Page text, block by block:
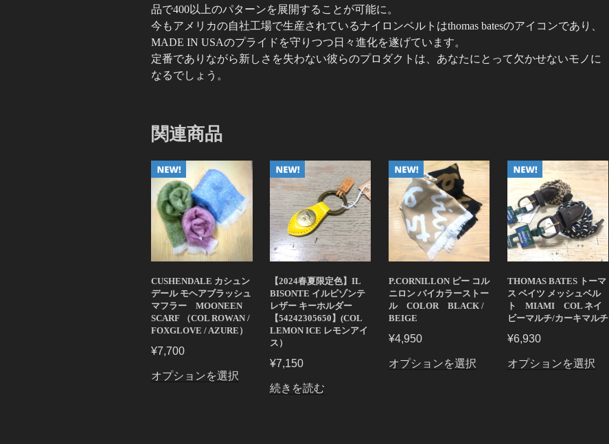
個
品で400以上のパターンを展開することが可能に。
今もアメリカの自社工場で生産されているナイロンベルトはthomas batesのアイコンであり、
MADE IN USAのプライドを守りつつ日々進化を遂げています。
定番でありながら新しさを失わない彼らのプロダクトは、あなたにとって欠かせないモノに
なるでしょう。
関連商品
CUSHENDALE カシュン
デール モヘアブラッシュ
マフラー MOONEEN
SCARF （COL ROWAN /
FOXGLOVE / AZURE）
¥7,700
オプションを選択
【2024春夏限定色】IL
BISONTE イルビゾンテ
レザー キーホルダー
【54242305650】(COL
LEMON ICE レモンアイ
ス）
¥7,150
続きを読む
P.CORNILLON ピー コル
ニロン バイカラーストー
ル COLOR BLACK /
BEIGE
¥4,950
オプションを選択こ
THOMAS BATES トーマ
ス ベイツ メッシュベル
ト MIAMI COL ネイ
ビーマルチ/カーキマルチ
¥6,930
オプションを選択こ